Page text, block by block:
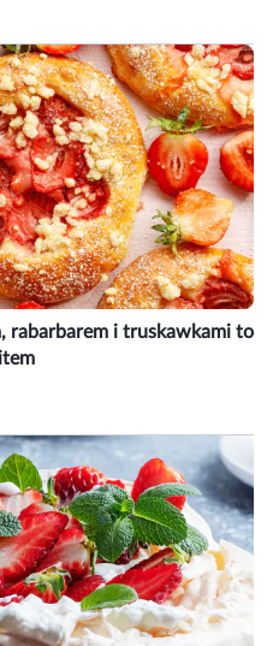
rabarbarem i truskawkami to